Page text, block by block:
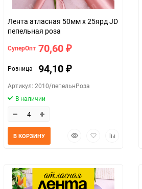
Лента атласная 50мм х 25ярд JD
пепельная роза
СуперОпт 70,60 ₽
Розница 94,10 ₽
Артикул: 2010/пепельнРоза
В наличии
БыстрыйДобавитьДобавить
В КОРЗИНУ